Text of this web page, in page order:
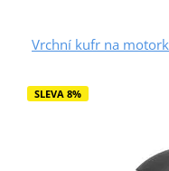
Vrchní kufr na
SLEVA 8%